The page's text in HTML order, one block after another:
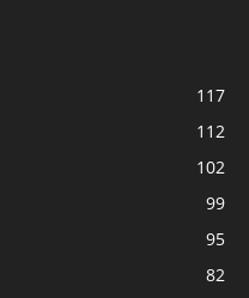
117
112
102
99
95
82